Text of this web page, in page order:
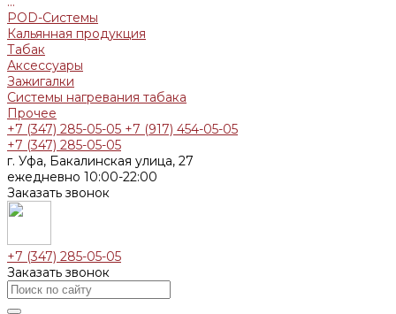
POD-Системы
Кальянная продукция
Табак
Аксессуары
Зажигалки
Системы нагревания табака
Прочее
+7 (347) 285-05-05 +7 (917) 454-05-05
+7 (347) 285-05-05
г. Уфа, Бакалинская улица, 27
ежедневно 10:00-22:00
Заказать звонок
+7 (347) 285-05-05
Заказать звонок